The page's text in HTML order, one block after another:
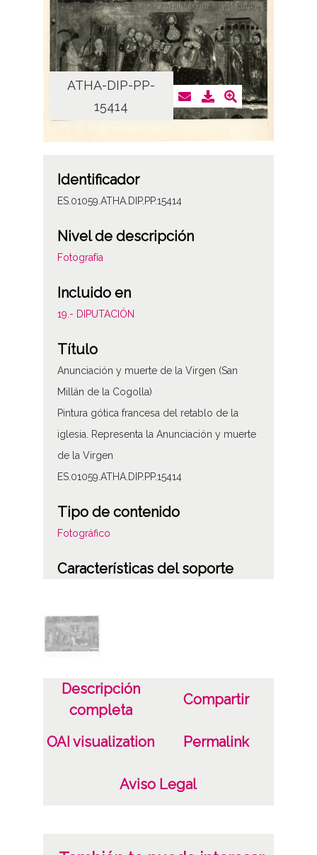
ATHA-DIP-PP-
15414
Identificador
ES.01059.ATHA.DIP.PP.15414
Nivel de descripción
Fotografía
Incluido en
19.- DIPUTACIÓN
Título
Anunciación y muerte de la Virgen (San
Millán de la Cogolla)
Pintura gótica francesa del retablo de la
iglesia. Representa la Anunciación y muerte
de la Virgen
ES.01059.ATHA.DIP.PP.15414
Tipo de contenido
Fotográfico
Características del soporte
Fecha
s.a.
Licencia de las imágenes
CC BY-NC-SA 4.0
Descripción
completa
Compartir
OAI visualization Permalink
Aviso Legal